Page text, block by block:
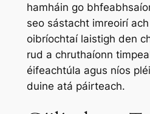
hamháin go
seo sástacht imreoirí
oibríochtaí laistigh den
rud a chruthaíonn
éifeachtúla agus níos
duine atá páirteach.